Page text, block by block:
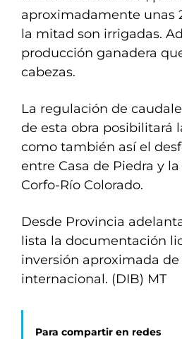
aproximadamente unas
la mitad son irrigadas.
producción ganadera
cabezas.
La regulación de
de esta obra posibilitará
como también así el
entre Casa de Piedra y
Corfo-Río Colorado.
Desde Provincia
lista la documentación
inversión aproximada
internacional. (DIB) MT
Para compartir en redes